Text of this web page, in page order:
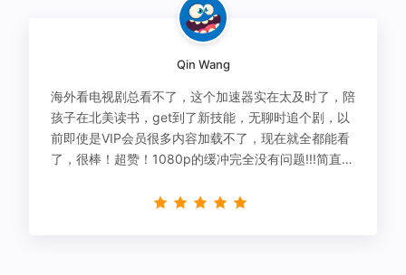
Qin Wang
海外看电视剧总看不了，这个加速器实在太及时了，陪
孩子在北美读书，get到了新技能，无聊时追个剧，以
前即使是VIP会员很多内容加载不了，现在就全都能看
了，很棒！超赞！1080p的缓冲完全没有问题!!!简直救